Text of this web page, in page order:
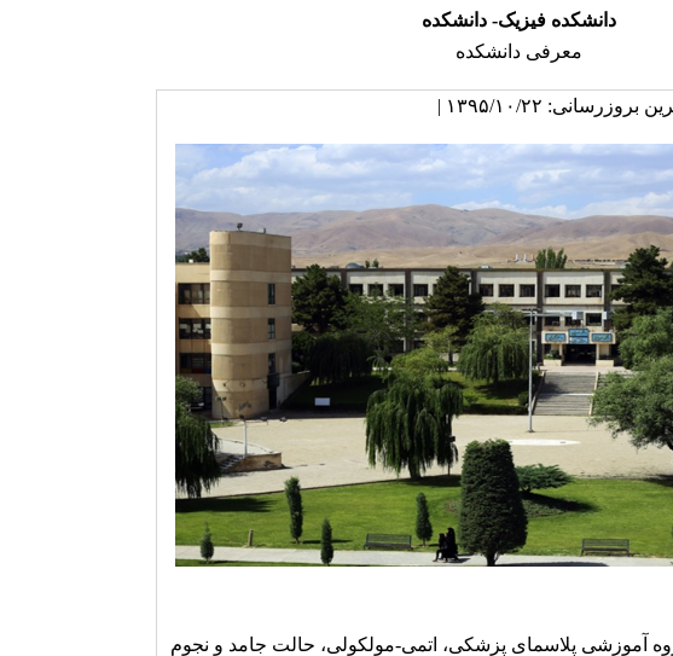
دانشکده فیزیک- دانشکده
معرفی دانشکده
بروزرسانی: ۱۳۹۵/۱۰/۲۲ |
آموزشی پلاسمای پزشکی، اتمی-مولکولی، حالت جامد و نجوم